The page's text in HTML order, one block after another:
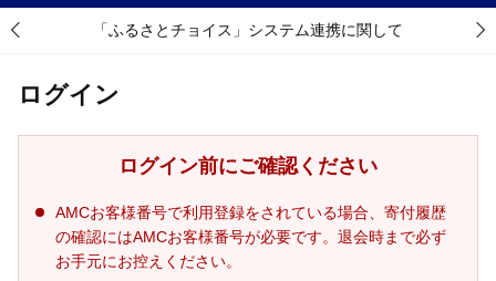
「ふるさとチョイス」システム連携に関して
ログイン
ログイン前にご確認ください
AMCお客様番号で利用登録をされている場合、寄付履歴
の確認にはAMCお客様番号が必要です。退会時まで必ず
お手元にお控えください。